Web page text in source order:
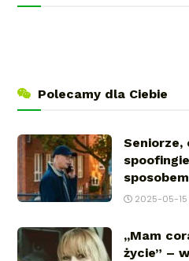
Polecamy dla Ciebie
Seniorze,
2025-05-15
,,Mam
życie” –